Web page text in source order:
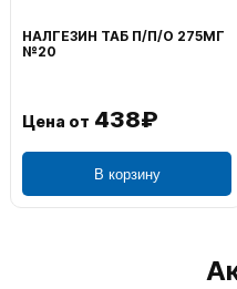
СЕПТОЛЕТЕ ТОТАЛ ТАБ Д/
РАСС ЛИМОН/МЕД №16
Цена от478₽
В корзину